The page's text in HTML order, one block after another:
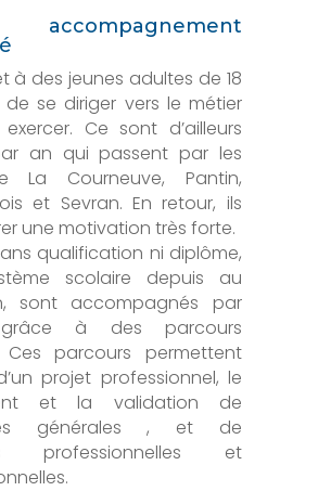
à des jeunes adultes de 18
se diriger vers le métier
Ce sont d’ailleurs
an qui passent par les
La Courneuve, Pantin,
et Sevran. En retour, ils
une motivation très forte.
qualification ni diplôme,
scolaire depuis au
sont accompagnés par
grâce à des parcours
Ces parcours permettent
projet professionnel, le
et la validation de
générales , et de
professionnelles et